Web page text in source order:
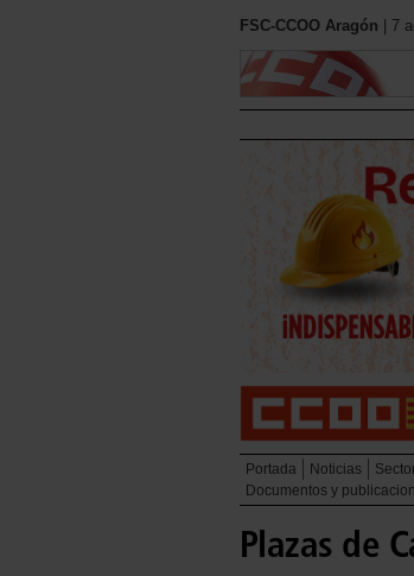
FSC-CCOO Aragón | 7
Portada Noticias
Documentos y
Plazas de